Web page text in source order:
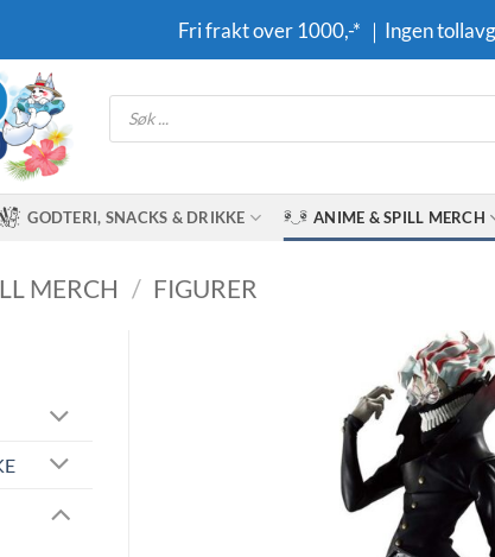
Fri frakt over 1000,-* ｜Ingen
Products
search
GODTERI, SNACKS & DRIKKE ANIME & SPILL MERCH
MERCH / FIGURER